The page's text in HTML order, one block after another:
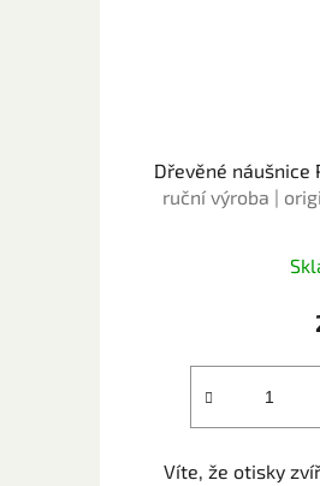
Dřevěné náušnice
ruční výroba |
Víte, že otisky